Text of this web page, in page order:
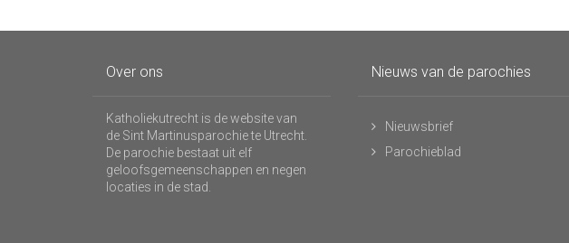
Over ons
Katholiekutrecht is de website van
de Sint Martinusparochie te Utrecht.
De parochie bestaat uit elf
geloofsgemeenschappen en negen
locaties in de stad.
Nieuws van de parochies
Nieuwsbrief
Parochieblad